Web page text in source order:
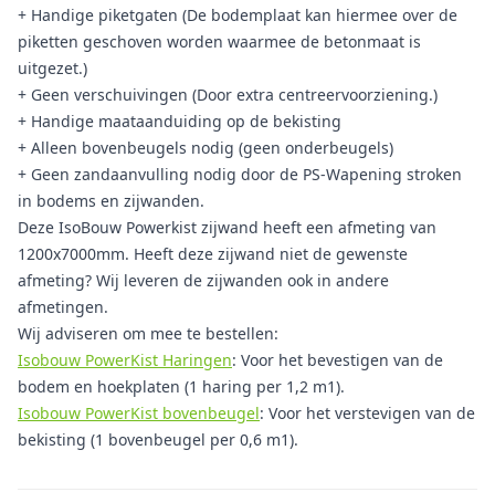
+ Handige piketgaten (De bodemplaat kan hiermee over de
piketten geschoven worden waarmee de betonmaat is
uitgezet.)
+ Geen verschuivingen (Door extra centreervoorziening.)
+ Handige maataanduiding op de bekisting
+ Alleen bovenbeugels nodig (geen onderbeugels)
+ Geen zandaanvulling nodig door de PS-Wapening stroken
in bodems en zijwanden.
Deze IsoBouw Powerkist zijwand heeft een afmeting van
1200x7000mm. Heeft deze zijwand niet de gewenste
afmeting? Wij leveren de zijwanden ook in andere
afmetingen.
Wij adviseren om mee te bestellen:
Isobouw PowerKist Haringen: Voor het bevestigen van de
bodem en hoekplaten (1 haring per 1,2 m1).
Isobouw PowerKist bovenbeugel: Voor het verstevigen van de
bekisting (1 bovenbeugel per 0,6 m1).